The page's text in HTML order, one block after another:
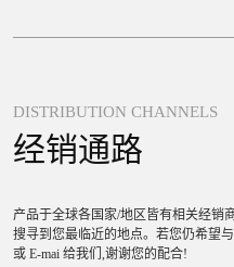
DISTRIBUTION CHANNELS
经销通路
产品于全球各国家/地区皆有相关经销
搜寻到您最临近的地点。若您仍希望
或 E-mai 给我们,谢谢您的配合!